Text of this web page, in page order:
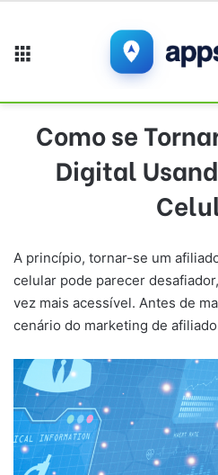
Como se
Digital
A princípio, tornar-se um
celular pode parecer
vez mais acessível. Antes de
cenário do marketing de